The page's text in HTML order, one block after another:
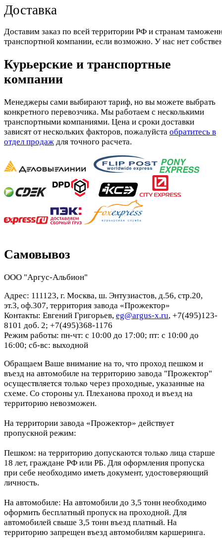
Доставка
Доставим заказ по всей территории РФ и странам
транспортной компании, если возможно. У нас нет
Курьерские и транспортные
компании
Менеджеры сами выбирают тариф, но вы можете выбрать
конкретного перевозчика. Мы работаем с несколькими
транспортными компаниями. Цена и сроки доставки
зависят от нескольких факторов, пожалуйста обратитесь в
отдел продаж для точного расчета.
Самовывоз
ООО "Аргус-Альбион"
Адрес: 111123, г. Москва, ш. Энтузиастов, д.56, стр.20,
эт.3, оф.307, территория завода «Прожектор»
Контакты: Евгений Григорьев, eg@argus-x.ru, +7(495)123-
8101 доб. 2; +7(495)368-1176
Режим работы: пн-чт: с 10:00 до 17:00; пт: с 10:00 до
16:00; сб-вс: выходной
Обращаем Ваше внимание на то, что проход пешком и
въезд на автомобиле на территорию завода "Прожектор"
осуществляется только через проходные, указанные на
схеме. Со стороны ул. Плеханова проход и въезд на
территорию невозможен.
На территории завода «Прожектор» действует
пропускной режим:
Пешком: на территорию допускаются только лица старше
18 лет, граждане РФ или РБ. Для оформления пропуска
при себе необходимо иметь документ, удостоверяющий
личность.
На автомобиле: На автомобили до 3,5 тонн необходимо
оформить бесплатный пропуск на проходной. Для
автомобилей свыше 3,5 тонн въезд платный. На
территорию запрещен въезд автомобилям каршеринга.